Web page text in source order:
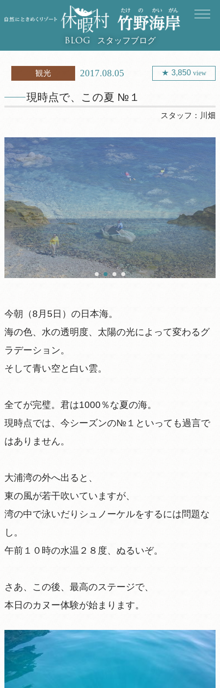
BLOG スタッフブログ
観光 2017.08.05 3,850view
現時点で、この夏 №１
スタッフ： 川畑
今朝（8月5日）の日本海。
海の色、水の透明度、太陽の光によって変わるグ
ラデーション。
そして青い空と白い雲。
全てが完璧。君は1000％な夏の海。
現時点では、今シーズンの№１といっても過言で
はありません。
大浦湾の外へ出ると、
東の風が若干吹いていますが、
湾の中で泳いだりシュノーケルをするには問題な
し。
午前１０時の水温２８度、ぬるいぞ。
さあ、この後、最高のステージで、
本日のカヌー体験が始まります。